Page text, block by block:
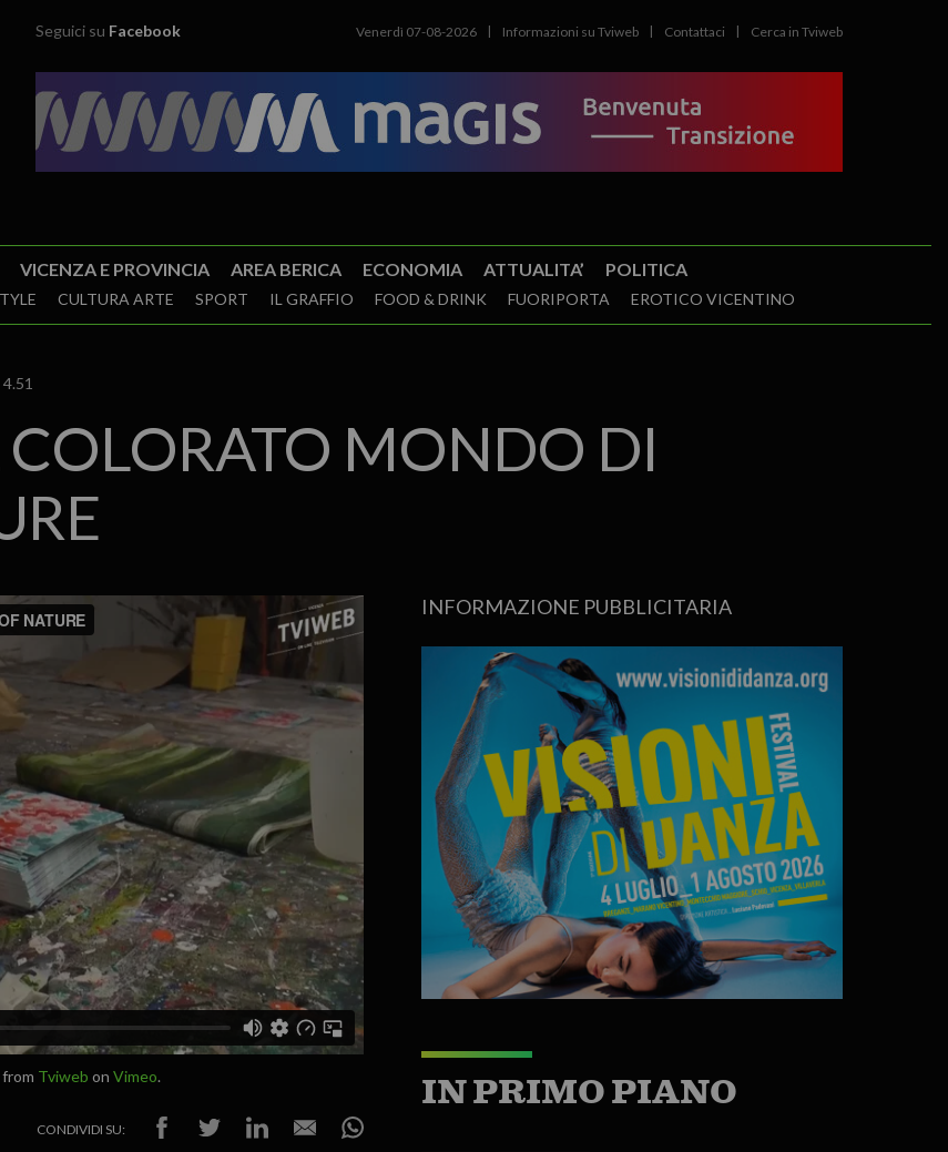
Seguici su Facebook Venerdì 07-08-2026 Informazioni su Tviweb Contattaci Cerca in Tviweb
VICENZA E PROVINCIA AREA BERICA ECONOMIA ATTUALITA’ POLITICA
CULTURA ARTE SPORT IL GRAFFIO FOOD & DRINK FUORIPORTA EROTICO VICENTINO
COLORATO MONDO DI
from Tviweb on Vimeo.
CONDIVIDI SU:
INFORMAZIONE PUBBLICITARIA
IN PRIMO PIANO